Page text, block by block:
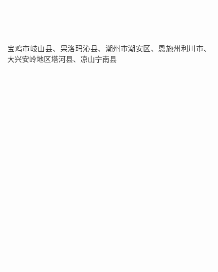
宝鸡市岐山县、果洛玛沁县、潮州市潮安区、恩施州利川市、
大兴安岭地区塔河县、凉山宁南县